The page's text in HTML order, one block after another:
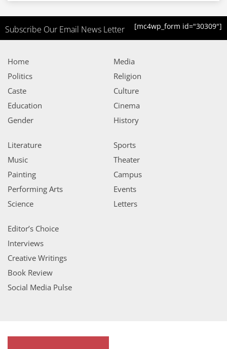
Subscribe Our Email News Letter [mc4wp_form id="30309"]
Home
Politics
Caste
Education
Gender
Media
Religion
Culture
Cinema
History
Literature
Music
Painting
Performing Arts
Science
Sports
Theater
Campus
Events
Letters
Editor’s Choice
Interviews
Creative Writings
Book Review
Social Media Pulse